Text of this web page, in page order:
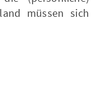
müssen sich